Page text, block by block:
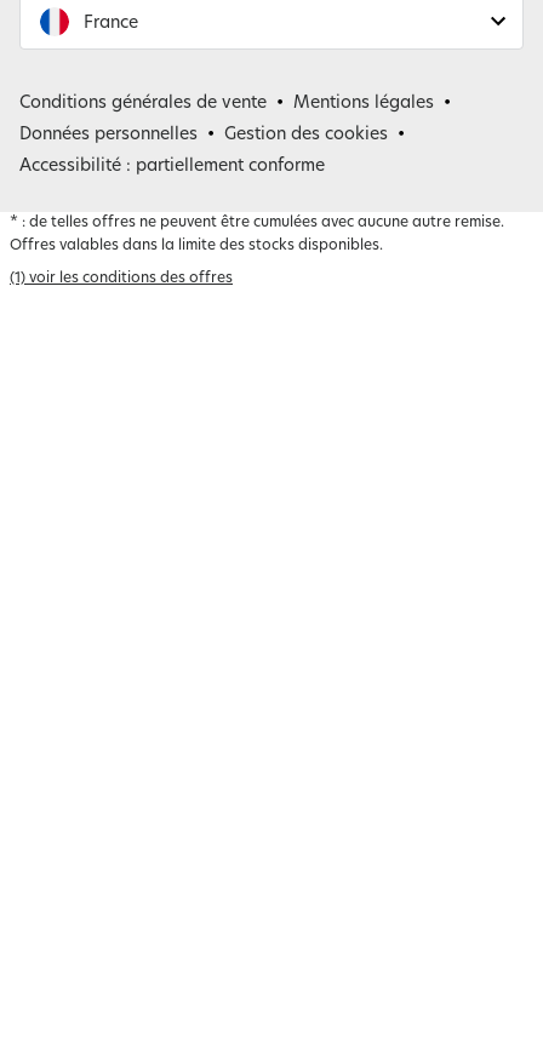
France
Belgique
Conditions générales de vente
Mentions légales
Données personnelles
Gestion des cookies
Accessibilité : partiellement conforme
* : de telles offres ne peuvent être cumulées avec aucune autre remise.
Offres valables dans la limite des stocks disponibles.
(1) voir les conditions des offres